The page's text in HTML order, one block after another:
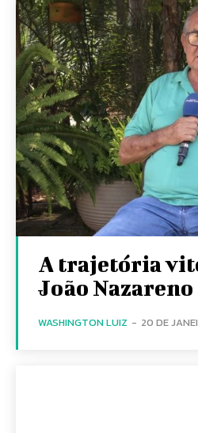
A trajetória
João Nazareno
WASHINGTON LUIZ - 20 DE